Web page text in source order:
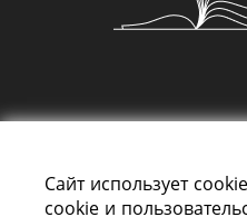
Сайт использует
cookie и